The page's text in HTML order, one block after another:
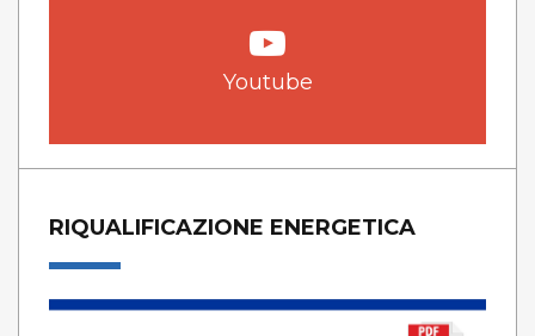
Youtube
RIQUALIFICAZIONE ENERGETICA